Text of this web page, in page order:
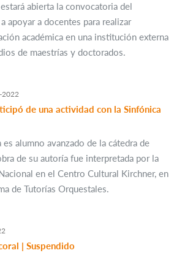
abierta la convocatoria del
apoyar a docentes para realizar
académica en una institución externa
de maestrías y doctorados.
2022
de una actividad con la Sinfónica
alumno avanzado de la cátedra de
de su autoría fue interpretada por la
en el Centro Cultural Kirchner, en
de Tutorías Orquestales.
| Suspendido